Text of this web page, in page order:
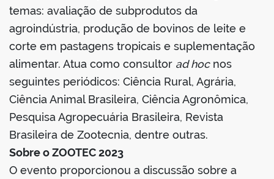
temas: avaliação de subprodutos da
agroindústria, produção de bovinos de leite e
corte em pastagens tropicais e suplementação
alimentar. Atua como consultor ad hocnos
seguintes periódicos: Ciência Rural, Agrária,
Ciência Animal Brasileira, Ciência Agronômica,
Pesquisa Agropecuária Brasileira, Revista
Brasileira de Zootecnia, dentre outras.
Sobre o ZOOTEC 2023
O evento proporcionou a discussão sobre a